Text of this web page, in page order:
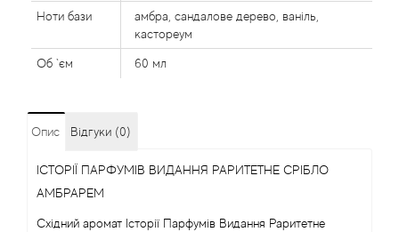
Ноти бази
амбра, сандалове дерево, ваніль,
кастореум
Об `єм 60 мл
Опис Відгуки (0)
ІСТОРІЇ ПАРФУМІВ ВИДАННЯ РАРИТЕТНЕ СРІБЛО
АМБРАРЕМ
Східний аромат Історії Парфумів Видання Раритетне
American Crew
Amouage
Amouroud